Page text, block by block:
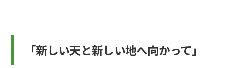
「新しい天と新しい地へ向かって」